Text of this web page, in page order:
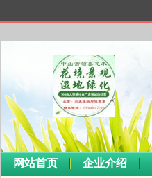
网站首页 企业介绍